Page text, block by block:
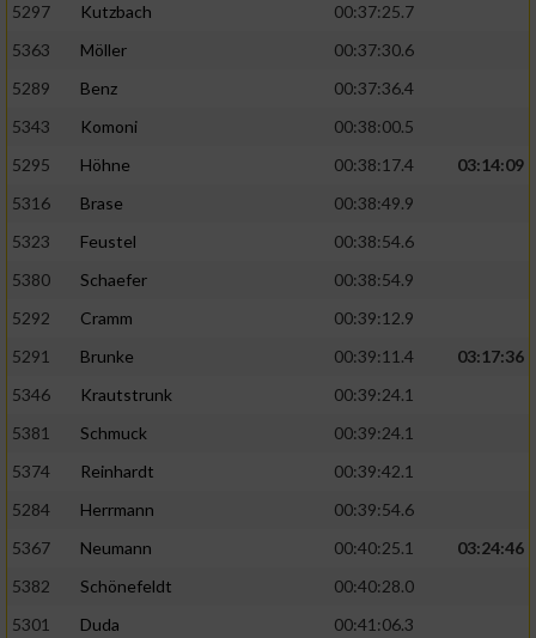
5297
Kutzbach
00:37:25.7
5363
Möller
00:37:30.6
5289
Benz
00:37:36.4
5343
Komoni
00:38:00.5
5295
Höhne 00:38:17.4
03:14:09
5316
Brase
00:38:49.9
5323
Feustel
00:38:54.6
5380
Schaefer
00:38:54.9
5292
Cramm
00:39:12.9
5291
Brunke 00:39:11.4
03:17:36
5346
Krautstrunk
00:39:24.1
5381
Schmuck
00:39:24.1
5374
Reinhardt
00:39:42.1
5284
Herrmann
00:39:54.6
5367
Neumann 00:40:25.1
03:24:46
5382
Schönefeldt
00:40:28.0
5301
Duda 00:41:06.3